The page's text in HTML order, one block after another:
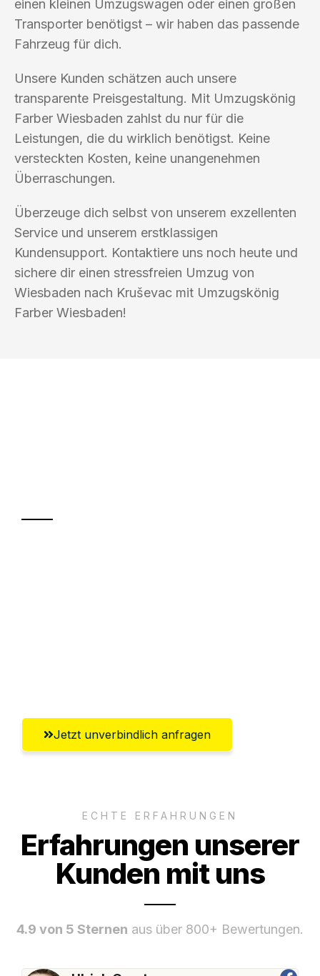
einen kleinen Umzugswagen oder einen großen
Transporter benötigst – wir haben das passende
Fahrzeug für dich.
Unsere Kunden schätzen auch unsere
transparente Preisgestaltung. Mit Umzugskönig
Farber Wiesbaden zahlst du nur für die
Leistungen, die du wirklich benötigst. Keine
versteckten Kosten, keine unangenehmen
Überraschungen.
Überzeuge dich selbst von unserem exzellenten
Service und unserem erstklassigen
Kundensupport. Kontaktiere uns noch heute und
sichere dir einen stressfreien Umzug von
Wiesbaden nach Kruševac mit Umzugskönig
Farber Wiesbaden!
Jetzt unverbindlich anfragen
ECHTE ERFAHRUNGEN
Erfahrungen unserer
Kunden mit uns
4.9 von 5 Sternen aus über 800+ Bewertungen.